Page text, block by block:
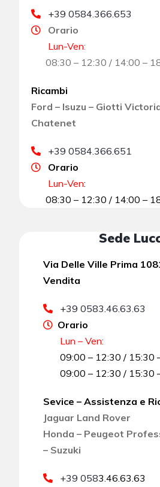
+39 0584.366.653
Orario
Lun-Ven:
08:30 – 12:30 / 14:00 –
Ricambi
Ford – Isuzu – Giotti
Chatenet
+39 0584.366.651
Orario
Lun-Ven:
08:30 – 12:30 / 14:00 –
Sede
Via Delle Ville Prima
Vendita
+39 0583.46.63.63
Orario
Lun – Ven:
09:00 – 12:30 / 15:30
09:00 – 12:30 / 15:30
Sevice – Assistenza e
Jaguar Land Rover
Honda – Peugeot
– Suzuki
+39 0583.46.63.63